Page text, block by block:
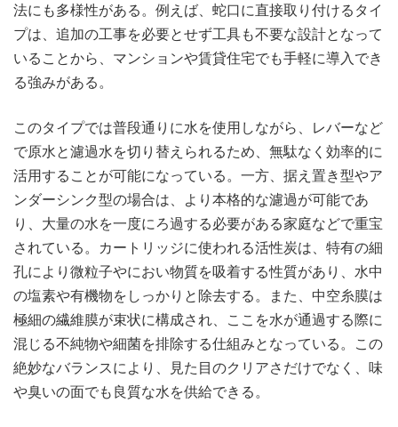
法にも多様性がある。例えば、蛇口に直接取り付けるタイ
プは、追加の工事を必要とせず工具も不要な設計となって
いることから、マンションや賃貸住宅でも手軽に導入でき
る強みがある。
このタイプでは普段通りに水を使用しながら、レバーなど
で原水と濾過水を切り替えられるため、無駄なく効率的に
活用することが可能になっている。一方、据え置き型やア
ンダーシンク型の場合は、より本格的な濾過が可能であ
り、大量の水を一度にろ過する必要がある家庭などで重宝
されている。カートリッジに使われる活性炭は、特有の細
孔により微粒子やにおい物質を吸着する性質があり、水中
の塩素や有機物をしっかりと除去する。また、中空糸膜は
極細の繊維膜が束状に構成され、ここを水が通過する際に
混じる不純物や細菌を排除する仕組みとなっている。この
絶妙なバランスにより、見た目のクリアさだけでなく、味
や臭いの面でも良質な水を供給できる。